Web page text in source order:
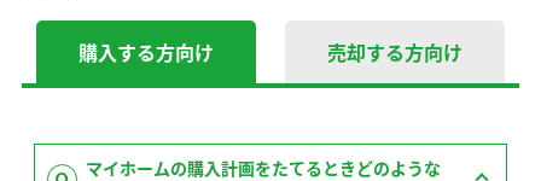
購入する方向け 売却する方向け
マイホームの購入計画をたてるときどのような